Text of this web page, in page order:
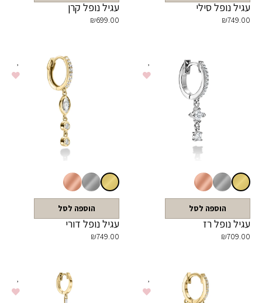
עגיל נופל סילי
₪749.00
עגיל נופל קרן
₪699.00
הוספה לסל
עגיל נופל רז
₪709.00
הוספה לסל
עגיל נופל דורי
₪749.00